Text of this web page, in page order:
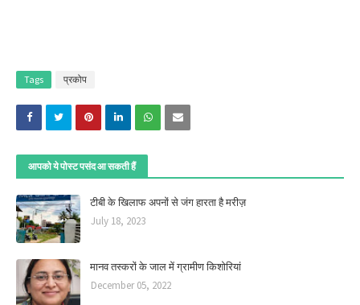
Tags प्रकोप
आपको ये पोस्ट पसंद आ सकती हैं
टीबी के खिलाफ अपनों से जंग हारता है मरीज़
July 18, 2023
मानव तस्करों के जाल में ग्रामीण किशोरियां
December 05, 2022